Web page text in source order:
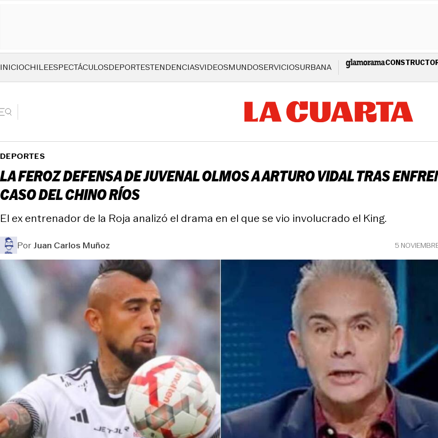
INICIOCHILEESPECTÁCULOSDEPORTESTENDENCIASVIDEOSMUNDOSERVICIOSURBANA
DEPORTES
LA FEROZ DEFENSA DE JUVENAL OLMOS A ARTURO VIDAL TRAS
CASO DEL CHINO RÍOS
El ex entrenador de la Roja analizó el drama en el que se vio involucrado el King.
PorJuan Carlos Muñoz 5